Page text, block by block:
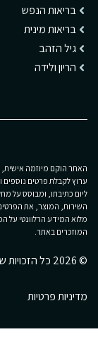
בריאות הנפש
בריאות מינית
גיל הזהב
הריון ולידה
האתר הוקם מיוזמה
ערוץ לקבלת פרטים נוספים
ליום כתיבתו, ומבוסס על
השירות, המוצר, את
מלוא המידע הרלוונטי על
המוזכרים באתר.
© 2026 כל הזכויות שמורות ל- Health Wise
מדיניות פרטיות